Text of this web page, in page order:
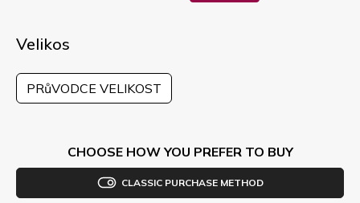
Velikos
PRůVODCE VELIKOST
CHOOSE HOW YOU PREFER TO BUY
CLASSIC PURCHASE METHOD